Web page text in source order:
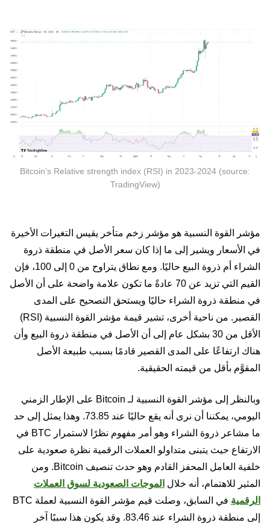
Bitcoin's Relative strength index (RSI) in 2023-2024 (source:
TradingView)
مؤشر القوة النسبية هو مؤشر زخم متأخر يقيس التغيرات الأخيرة
في الأسعار ويشير إلى ما إذا كان سعر الأصل في منطقة ذروة
الشراء أم ذروة البيع حاليًا. ومع نطاق يتراوح من 0 إلى 100، فإن
القيم التي تزيد عن 70 عادةً ما تكون علامة واضحة على أن الأصل
في منطقة ذروة الشراء حاليًا ويستحق التصحيح على المدى
القصير. من ناحية أخرى، تشير قيمة مؤشر القوة النسبية (RSI)
الأقل من 30 بشكل عام إلى أن الأصل في منطقة ذروة البيع وأن
هناك ارتفاعًا على المدى القصير قادمًا بسبب طبيعة الأصل
المقوَّم بأقل من قيمته الحقيقية.
وبالنظر إلى مؤشر القوة النسبية لـ Bitcoin على الإطار الزمني
اليومي، يمكننا أن نرى أنه يقع حاليًا عند 73.85. وهذا يمثل إلى حد
ما مشاعر ذروة الشراء وهو أمر مفهوم نظرًا لاستمرار BTC في
الارتفاع حيث يتبنى متداولو العملات الرقمية نظرة صعودية على
خلفية العامل المحفز القادم وهو حدث تنصيف Bitcoin. ومن
المثير للاهتمام، أنه خلال الموجات الصعودية لسوق العملات
الرقمية
في السابق، وصلت قيم مؤشر القوة النسبية لعملة BTC
إلى منطقة ذروة الشراء عند 83.46. وقد يكون هذا سببًا آخر